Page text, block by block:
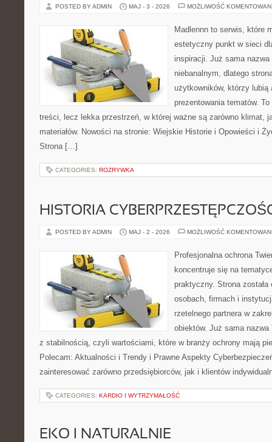
POSTED BY ADMIN MAJ - 3 - 2026 MOŻLIWOŚĆ
Madlennn to serwis, które
estetyczny punkt w sieci
inspiracji. Już sama
niebanalnym, dlatego
użytkowników, którzy lubią
prezentowania tematów.
treści, lecz lekka przestrzeń, w której ważne są zarówno klimat,
materiałów. Nowości na stronie: Wiejskie Historie i Opowieści i
Strona […]
CATEGORIES: ROZRYWKA
HISTORIA
POSTED BY ADMIN MAJ - 2 - 2026 MOŻLIWOŚĆ
Profesjonalna ochrona
koncentruje się na
praktyczny. Strona
osobach, firmach i
rzetelnego partnera w
obiektów. Już sama nazwa
z stabilnością, czyli wartościami, które w branży ochrony mają
Polecam: Aktualności i Trendy i Prawne Aspekty
zainteresować zarówno przedsiębiorców, jak i klientów
CATEGORIES: KARDIO I WYTRZYMAŁOŚĆ
EKO I NATURALNIE